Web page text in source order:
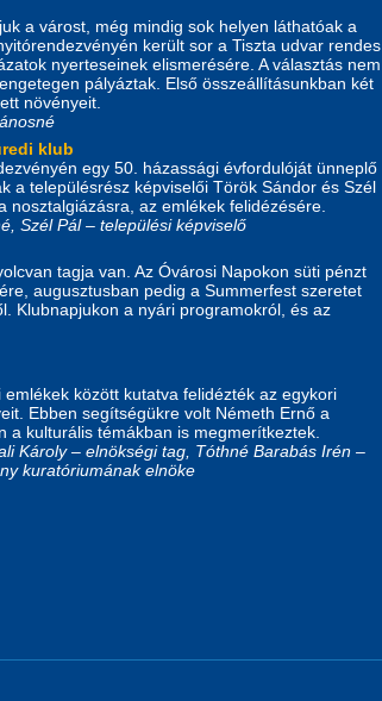
a várost, még mindig sok helyen láthatóak a
került sor a Tiszta udvar rendes
nyerteseinek elismerésére. A választás nem
pályáztak. Első összeállításunkban két
növényeit.
klub
egy 50. házassági évfordulóját ünneplő
a településrész képviselői Török Sándor és Szél
nosztalgiázásra, az emlékek felidézésére.
Szél Pál – települési képviselő
tagja van. Az Óvárosi Napokon süti pénzt
augusztusban pedig a Summerfest szeretet
Klubnapjukon a nyári programokról, és az
között kutatva felidézték az egykori
Ebben segítségükre volt Németh Ernő a
a kulturális témákban is megmerítkeztek.
Károly – elnökségi tag, Tóthné Barabás Irén –
kuratóriumának elnöke